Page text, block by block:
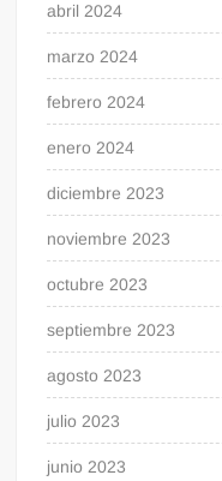
abril 2024
marzo 2024
febrero 2024
enero 2024
diciembre 2023
noviembre 2023
octubre 2023
septiembre 2023
agosto 2023
julio 2023
junio 2023